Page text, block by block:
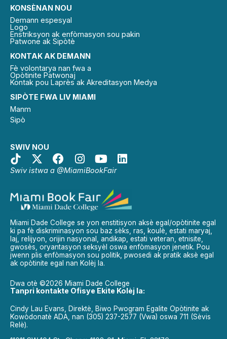
SIPÒTE FWA LIV MIAMI
Manm
Sipò
SWIV NOU
Swiv istwa a @MiamiBookFair
KONTAK AK DEMANN
Fè volontarya nan fwa a
Opòtinite Patwonaj
Kontak pou Laprès ak Akreditasyon Medya
KONSÈNAN NOU
Demann espesyal
Logo
Enstriksyon ak enfòmasyon sou pakin
Patwone ak Sipòtè
Miami Dade College se yon enstitisyon aksè egal/opòtinite egal
ki pa fè diskriminasyon sou baz sèks, ras, koulè, estati maryaj,
laj, relijyon, orijin nasyonal, andikap, estati veteran, etnisite,
gwosès, oryantasyon seksyèl oswa enfòmasyon jenetik. Pou
jwenn plis enfòmasyon sou politik, pwosedi ak pratik aksè egal
ak opòtinite egal nan Kolèj la.
Dwa otè ©2026 Miami Dade College
Tanpri kontakte Ofisye Ekite Kolèj la:
Cindy Lau Evans, Direktè, Biwo Pwogram Egalite Opòtinite ak
Kowòdonatè ADA, nan (305) 237-2577 (Vwa) oswa 711 (Sèvis
Relè).